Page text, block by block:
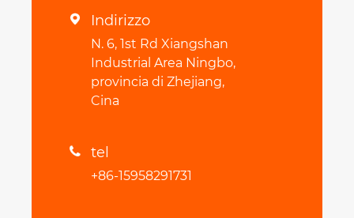
 Indirizzo
N. 6, 1st Rd Xiangshan
Industrial Area Ningbo,
provincia di Zhejiang,
Cina
 tel
+86-15958291731